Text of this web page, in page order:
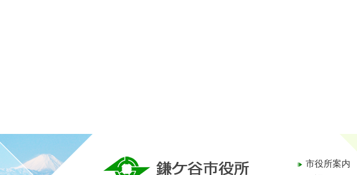
市役所案内